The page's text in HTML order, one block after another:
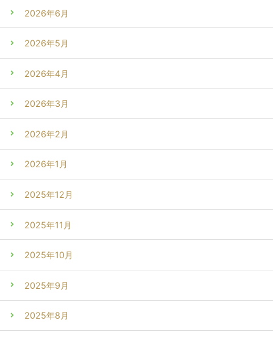
2026年6月
2026年5月
2026年4月
2026年3月
2026年2月
2026年1月
2025年12月
2025年11月
2025年10月
2025年9月
2025年8月